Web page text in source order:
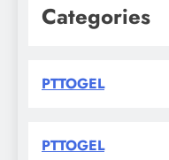
Categories
PTTOGEL
PTTOGEL